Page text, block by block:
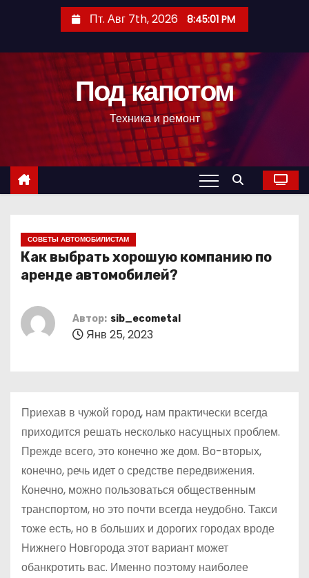
с
Пт. Авг 7th, 2026 8:45:02 PM
Под капотом
Техника и ремонт
СОВЕТЫ АВТОМОБИЛИСТАМ
Как выбрать хорошую компанию по
аренде автомобилей?
Автор: sib_ecometal
Янв 25, 2023
Приехав в чужой город, нам практически всегда
приходится решать несколько насущных проблем.
Прежде всего, это конечно же дом. Во-вторых,
конечно, речь идет о средстве передвижения.
Конечно, можно пользоваться общественным
транспортом, но это почти всегда неудобно. Такси
тоже есть, но в больших и дорогих городах вроде
Нижнего Новгорода этот вариант может
обанкротить вас. Именно поэтому наиболее